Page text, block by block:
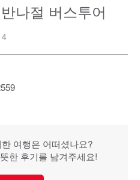
나절 버스투어
4
여행은 어떠셨나요?
한 후기를 남겨주세요!